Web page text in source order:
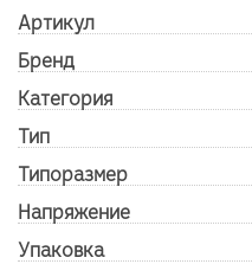
Артикул
Бренд
Категория
Тип
Типоразмер
Напряжение
Упаковка